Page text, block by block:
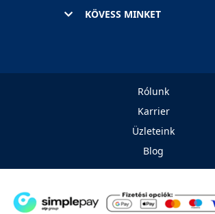
KÖVESS MINKET
Rólunk
Karrier
Üzleteink
Blog